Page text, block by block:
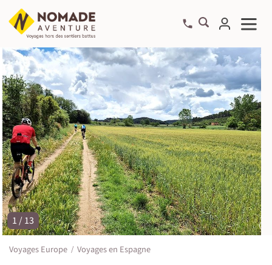
©
1 / 13
Voyages Europe Voyages en Espagne